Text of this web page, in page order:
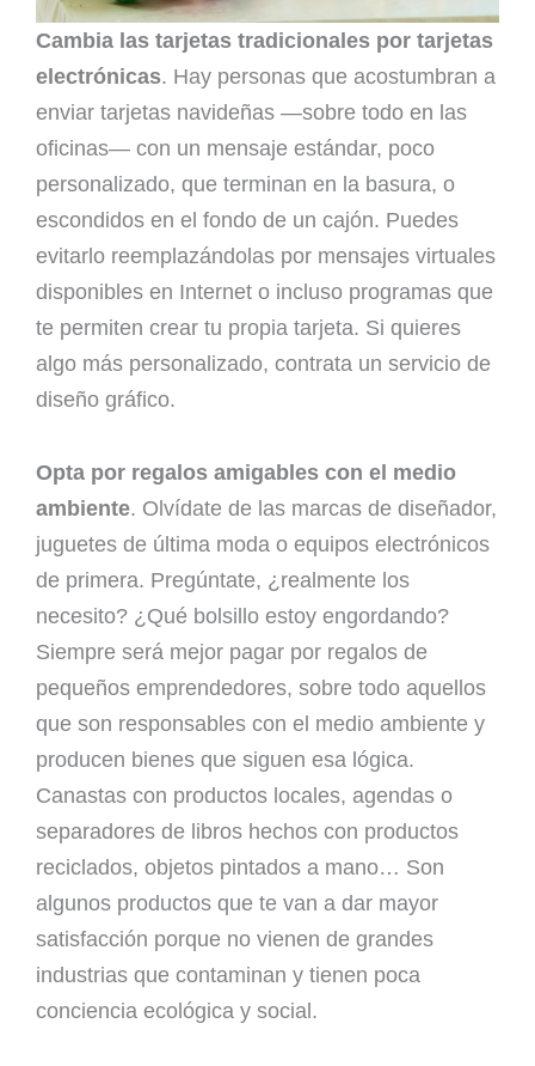
Cambia las tarjetas tradicionales por tarjetas
electrónicas. Hay personas que acostumbran a
enviar tarjetas navideñas —sobre todo en las
oficinas— con un mensaje estándar, poco
personalizado, que terminan en la basura, o
escondidos en el fondo de un cajón. Puedes
evitarlo reemplazándolas por mensajes virtuales
disponibles en Internet o incluso programas que
te permiten crear tu propia tarjeta. Si quieres
algo más personalizado, contrata un servicio de
diseño gráfico.
Opta por regalos amigables con el medio
ambiente. Olvídate de las marcas de diseñador,
juguetes de última moda o equipos electrónicos
de primera. Pregúntate, ¿realmente los
necesito? ¿Qué bolsillo estoy engordando?
Siempre será mejor pagar por regalos de
pequeños emprendedores, sobre todo aquellos
que son responsables con el medio ambiente y
producen bienes que siguen esa lógica.
Canastas con productos locales, agendas o
separadores de libros hechos con productos
reciclados, objetos pintados a mano… Son
algunos productos que te van a dar mayor
satisfacción porque no vienen de grandes
industrias que contaminan y tienen poca
conciencia ecológica y social.